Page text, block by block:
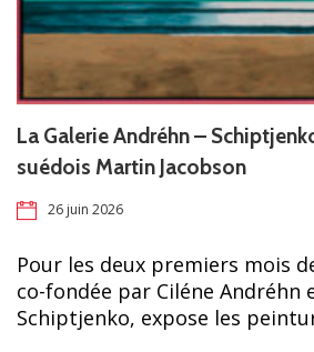
La Galerie Andréhn –
suédois Martin Jacobson
26 juin 2026
Pour les deux premiers mois
co-fondée par Ciléne Andréhn
Schiptjenko, expose les